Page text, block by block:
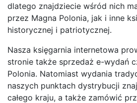
dlatego znajdziecie wśród nich
przez Magna Polonia, jak i inne
historycznej i patriotycznej.
Nasza księgarnia internetowa
stronie także sprzedaż e-wydań
Polonia. Natomiast wydania
naszych punktach dystrybucji
całego kraju, a także zamówić